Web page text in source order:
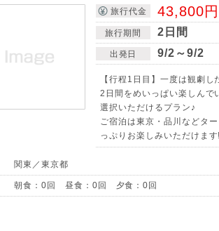
旅行代金 43,800
旅行期間 2日間
出発日 9/2～9/2
【行程1日目】一度は観劇
2日間をめいっぱい楽しんで
選択いただけるプラン♪
ご宿泊は東京・品川などタ
っぷりお楽しみいただけます!
関東／東京都
朝食：0回 昼食：0回 夕食：0回